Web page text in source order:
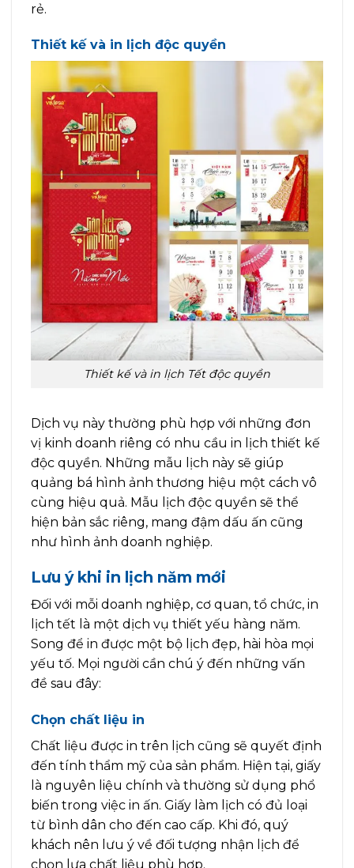
rẻ.
Thiết kế và in lịch độc quyền
Thiết kế và in lịch Tết độc quyền
Dịch vụ này thường phù hợp với những đơn
vị kinh doanh riêng có nhu cầu in lịch thiết kế
độc quyền. Những mẫu lịch này sẽ giúp
quảng bá hình ảnh thương hiệu một cách vô
cùng hiệu quả. Mẫu lịch độc quyền sẽ thể
hiện bản sắc riêng, mang đậm dấu ấn cũng
như hình ảnh doanh nghiệp.
Lưu ý khi in lịch năm mới
Đối với mỗi doanh nghiệp, cơ quan, tổ chức, in
lịch tết là một dịch vụ thiết yếu hàng năm.
Song để in được một bộ lịch đẹp, hài hòa mọi
yếu tố. Mọi người cần chú ý đến những vấn
đề sau đây:
Chọn chất liệu in
Chất liệu được in trên lịch cũng sẽ quyết định
đến tính thẩm mỹ của sản phẩm. Hiện tại, giấy
là nguyên liệu chính và thường sử dụng phổ
biến trong việc in ấn. Giấy làm lịch có đủ loại
từ bình dân cho đến cao cấp. Khi đó, quý
khách nên lưu ý về đối tượng nhận lịch để
chọn lựa chất liệu phù hợp.